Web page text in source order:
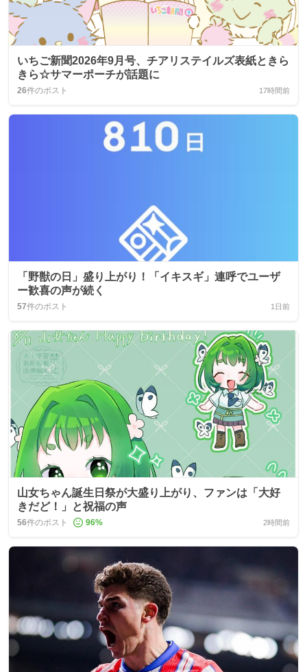
いちご新聞2026年9月号、チアリステイルズ表紙ときら
きら☆サマーポーチが話題に
26件のポスト 17時間前
「野獣の日」盛り上がり！「イキスギ」連呼でユーザ
ー歓喜の声が続く
57件のポスト 1日前
山女ちゃん誕生日祭が大盛り上がり、ファンは「大好
きだど！」と祝福の声
56件のポスト 96% 2時間前